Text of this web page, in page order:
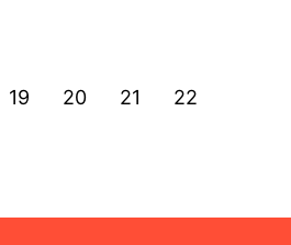
19 20 21 22